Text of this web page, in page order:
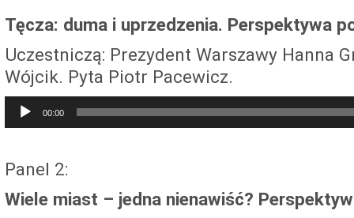
Tęcza: duma i uprzedzenia. Perspektywa
Uczestniczą: Prezydent Warszawy Hanna
Wójcik. Pyta Piotr Pacewicz.
Audio
Player
00:00
Panel 2:
Wiele miast – jedna nienawiść?